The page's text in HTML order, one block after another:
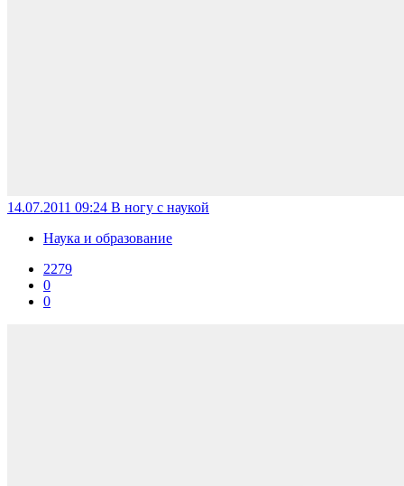
14.07.2011 09:24 В ногу с наукой
Наука и образование
2279
0
0